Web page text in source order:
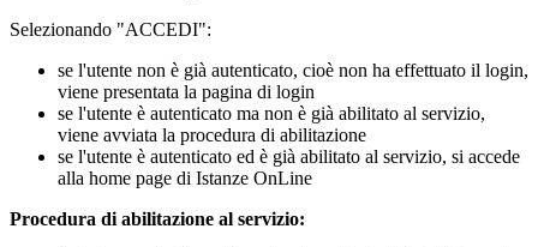
Selezionando "ACCEDI":
se l'utente non è già autenticato, cioè non ha effettuato il login,
viene presentata la pagina di login
se l'utente è autenticato ma non è già abilitato al servizio,
viene avviata la procedura di abilitazione
se l'utente è autenticato ed è già abilitato al servizio, si accede
alla home page di Istanze OnLine
Procedura di abilitazione al servizio: